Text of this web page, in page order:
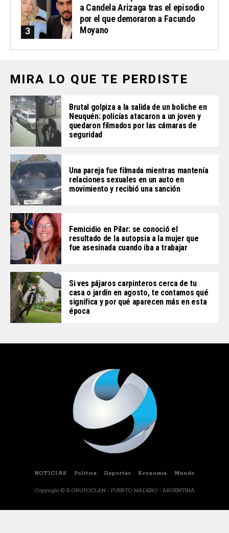
a Candela Arizaga tras el episodio
por el que demoraron a Facundo
Moyano
MIRA LO QUE TE PERDISTE
Brutal golpiza a la salida de un boliche en
Neuquén: policías atacaron a un joven y
quedaron filmados por las cámaras de
seguridad
Una pareja fue filmada mientras mantenía
relaciones sexuales en un auto en
movimiento y recibió una sanción
Femicidio en Pilar: se conoció el
resultado de la autopsia a la mujer que
fue asesinada cuando iba a trabajar
Si ves pájaros carpinteros cerca de tu
casa o jardín en agosto, te contamos qué
significa y por qué aparecen más en esta
época
NOTICIAS Politica Deportes Economia Mundo
Copyright © E-GRUPOCLAN - PUERTO MADERO - ARGENTINA